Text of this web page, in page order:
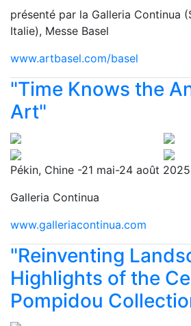
présenté par la Galleria Continua
Italie), Messe Basel
www.artbasel.com/basel
"Time Knows the
Art"
Pékin, Chine -21 mai-24 août 2025
Galleria Continua
www.galleriacontinua.com
"Reinventing
Highlights of the
Pompidou